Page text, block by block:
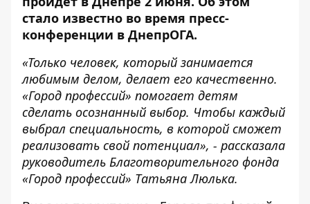
стало известно во время пресс-
конференции в ДнепрОГА.
«Только человек, который занимается
любимым делом, делает его качественно.
«Город профессий» помогает детям
сделать осознанный выбор. Чтобы каждый
выбрал специальность, в которой сможет
реализовать свой потенциал», - рассказала
руководитель Благотворительного фонда
«Город профессий» Татьяна Люлька.